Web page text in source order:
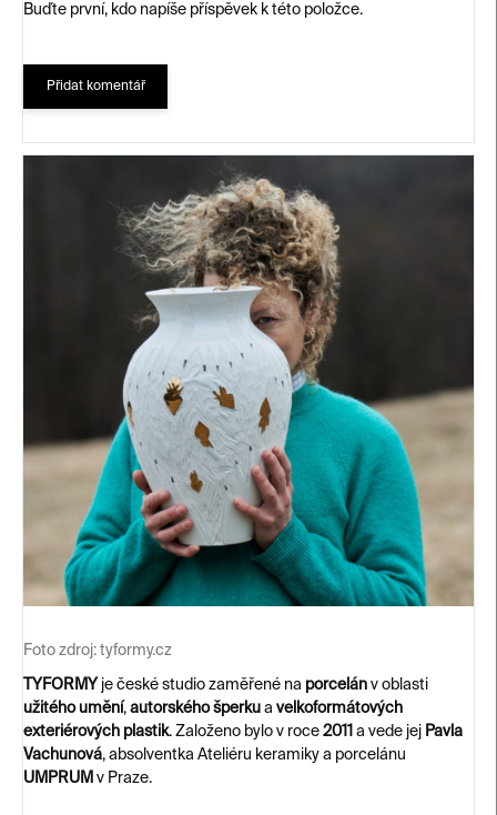
Buďte první, kdo napíše příspěvek k této položce.
Přidat komentář
Foto zdroj: tyformy.cz
TYFORMY je české studio zaměřené na porcelán v oblasti
užitého umění, autorského šperku a velkoformátových
exteriérových plastik. Založeno bylo v roce 2011 a vede jej Pavla
Vachunová, absolventka Ateliéru keramiky a porcelánu
UMPRUM v Praze.